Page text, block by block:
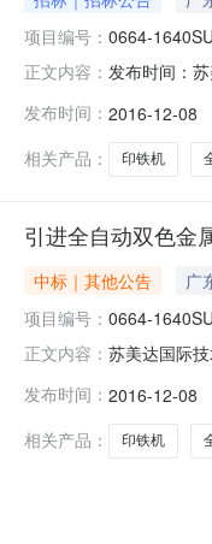
项目编号： 0664-
正文内容： 发布时间：
已具备2、招
格备注1
发布时间： 2016-12-08
相关产品：
印铁机
引进全自动双色金
中标｜其他公告 广
项目编号： 0664-
正文内容： 苏美达国际
招标内容招
自动双色
发布时间： 2016-12-08
相关产品：
印铁机